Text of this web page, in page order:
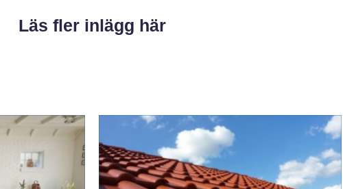
Läs fler inlägg här